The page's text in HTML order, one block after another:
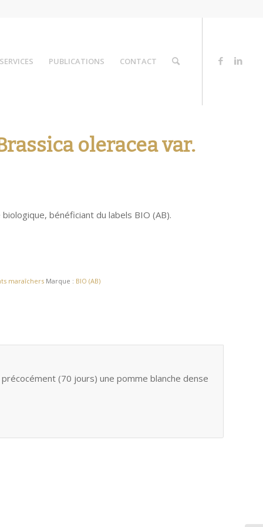
SERVICES PUBLICATIONS CONTACT
oleracea var.
bénéficiant du labels BIO (AB).
maraîchers Marque : BIO (AB)
(70 jours) une pomme blanche dense